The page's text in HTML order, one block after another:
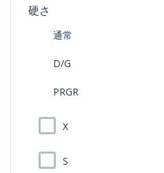
硬さ
通常
D/G
PRGR
X
S